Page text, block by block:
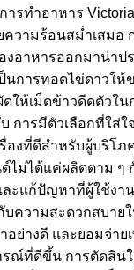
รทำอาหาร
ความร้อนสม่ำเสมอ
งอาหารออกมาน่าป
ป็นการทอดไข่ดาวใ
ดให้เม็ดข้าวดีดตัวใ
ารมีตัวเลือกที่ใส่ใจ
องที่ดีสำหรับผู้บริโภ
ไม่ได้แค่ผลิตตาม ๆ
ะแก้ปัญหาที่ผู้ใช้งา
ความสะดวกสบาย
อย่างดี และยอมจ่าย
ณ์ที่ดีขึ้น การตัดสินใ